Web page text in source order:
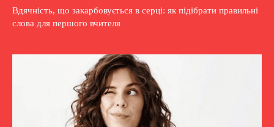
Вдячність, що закарбовується в серці: як підібрати правильні
слова для першого вчителя